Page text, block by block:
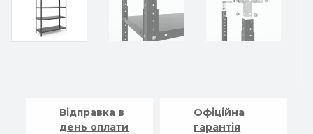
Відправка в
день оплати
Офіційна
гарантія